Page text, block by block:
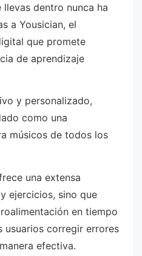
dentro nunca ha
a Yousician, el
que promete
de aprendizaje
y personalizado,
como una
músicos de todos los
una extensa
ejercicios, sino que
en tiempo
usuarios corregir errores
efectiva.